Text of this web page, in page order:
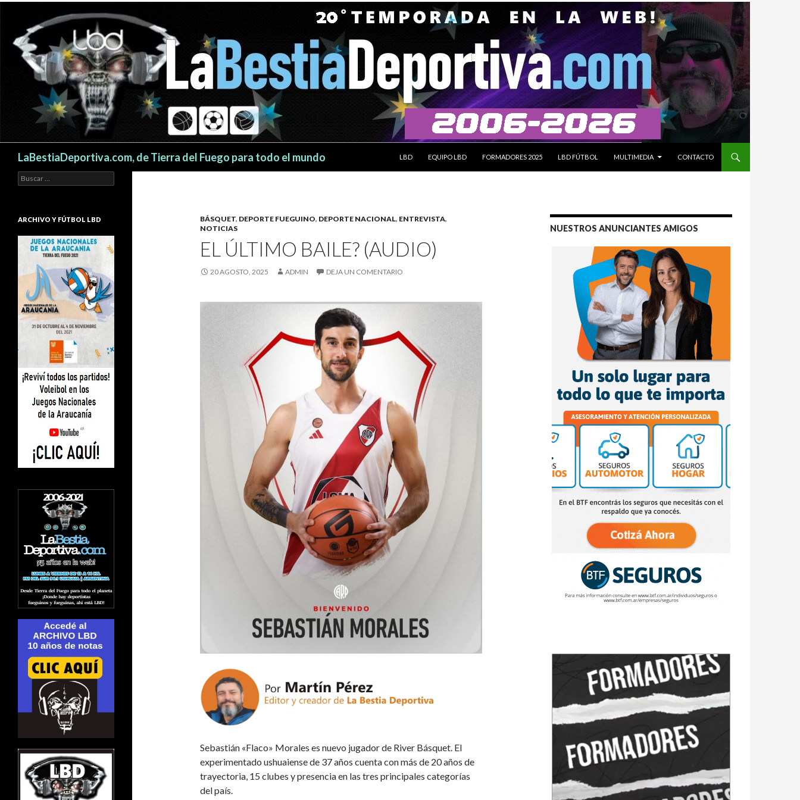
LaBestiaDeportiva.com, de Tierra del Fuego para todo el mundo
LBD
EQUIPO LBD FORMADORES 2025 LBD FÚTBOL MULTIMEDIA CONTACTO
BÁSQUET, DEPORTE FUEGUINO, DEPORTE NACIONAL, ENTREVISTA,
NOTICIAS
EL ÚLTIMO BAILE? (AUDIO)
20 AGOSTO, 2025 ADMIN DEJA UN COMENTARIO
Sebastián «Flaco» Morales es nuevo jugador de River Básquet. El
experimentado ushuaiense de 37 años cuenta con más de 20 años de
trayectoria, 15 clubes y presencia en las tres principales categorías
del país.
NUESTROS ANUNCIANTES AMIGOS
Buscar:
ARCHIVO Y FÚTBOL LBD